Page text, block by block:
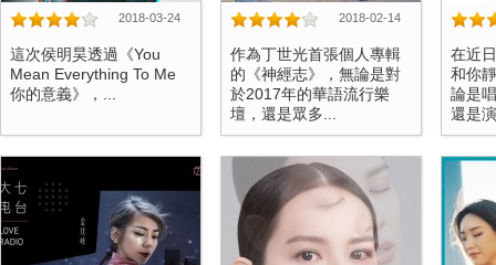
2018-03-24
這次侯明昊透過《You
Mean Everything To Me
你的意義》，...
2018-02-14
作為丁世光首張個人專輯
的《神經志》，無論是對
於2017年的華語流行樂
壇，還是眾多...
在近
和你
論是
還是